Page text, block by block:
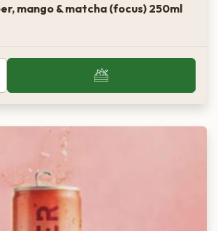
mango & matcha (focus) 250ml